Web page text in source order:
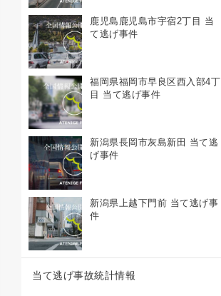
鹿児島鹿児島市宇宿2丁目 当
て逃げ事件
福岡県福岡市早良区西入部4丁
目 当て逃げ事件
新潟県長岡市灰島新田 当て逃
げ事件
新潟県上越下門前 当て逃げ事
件
当て逃げ事故統計情報